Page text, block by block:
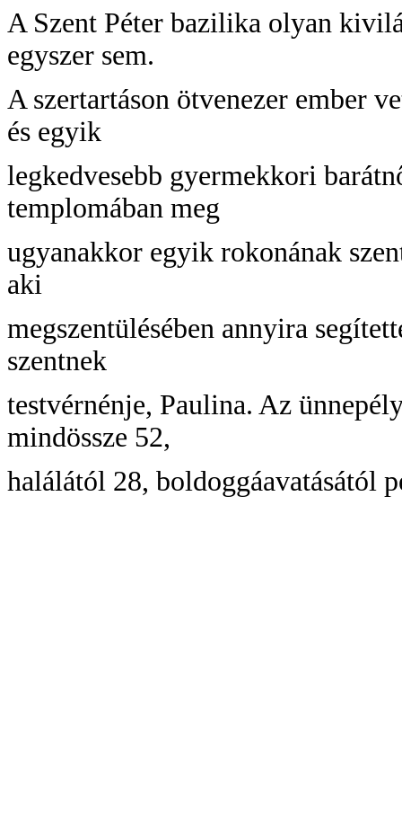
A Szent Péter bazilika olyan
egyszer sem.
A szertartáson ötvenezer ember
és egyik
legkedvesebb gyermekkori
templomában meg
ugyanakkor egyik rokonának
aki
megszentülésében annyira
szentnek
testvérnénje, Paulina. Az
mindössze 52,
halálától 28, boldoggáavatásától